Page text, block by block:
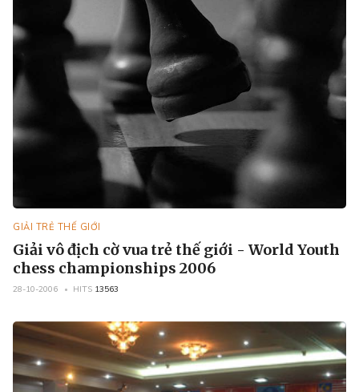
GIẢI TRẺ THẾ GIỚI
Giải vô địch cờ vua trẻ thế giới - World Youth
chess championships 2006
28-10-2006 HITS 13563